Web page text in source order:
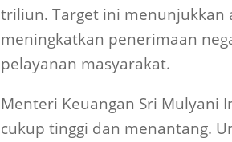
triliun. Target ini
meningkatkan penerimaan
pelayanan masyarakat.
Menteri Keuangan Sri Mulyani
cukup tinggi dan menantang.